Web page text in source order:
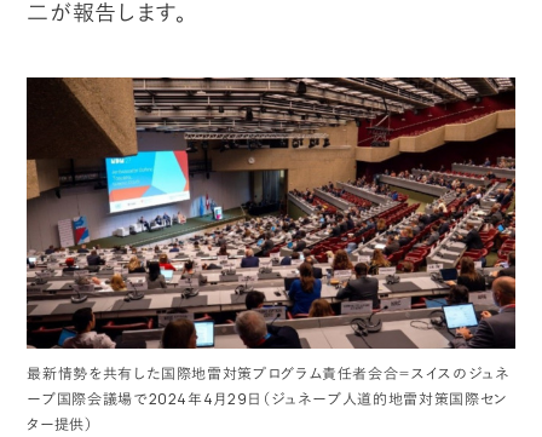
二が報告します。
最新情勢を共有した国際地雷対策プログラム責任者会合＝スイスのジュネ
ーブ国際会議場で2024年4月29日（ジュネーブ人道的地雷対策国際セン
ター提供）